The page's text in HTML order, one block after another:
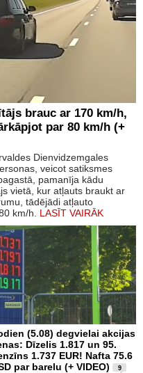
brauc ar 170 km/h,
par 80 km/h (+
Dienvidzemgales
veicot satiksmes
pamanīja kādu
vietā, kur atļauts braukt ar
tādējādi atļauto
km/h. LASĪT VAIRĀK
(5.08) degvielai akcijas
Dīzelis 1.817 un 95.
1.737 EUR! Nafta 75.6
par barelu (+ VIDEO)
9